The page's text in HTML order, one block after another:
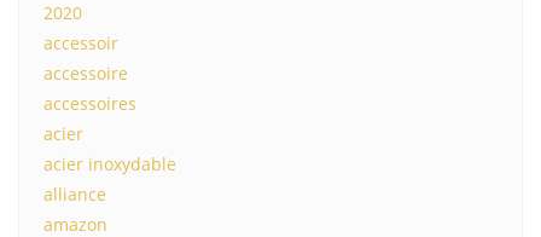
2020
accessoir
accessoire
accessoires
acier
acier inoxydable
alliance
amazon